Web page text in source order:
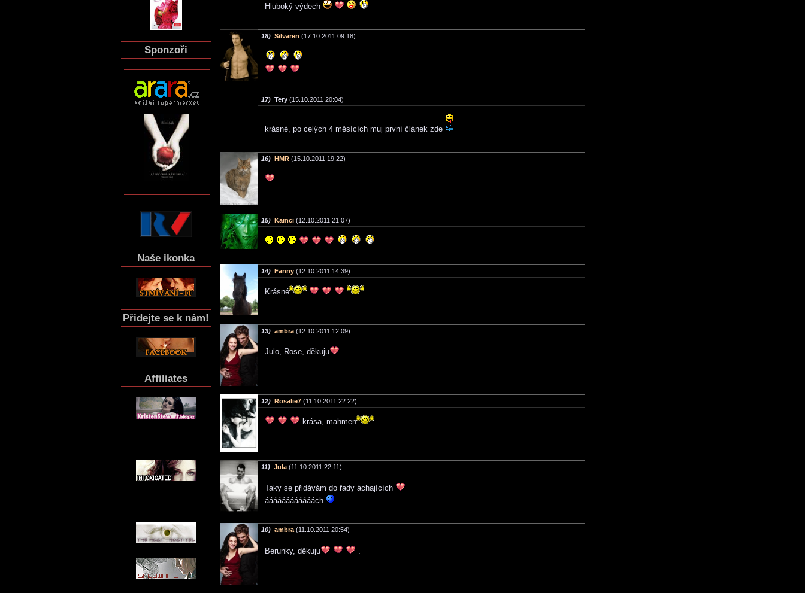
Sponzoři
Naše ikonka
Přidejte se k nám!
Affiliates
Hluboký výdech
18) Silvaren (17.10.2011 09:18)
17) Tery (15.10.2011 20:04)
krásné, po celých 4 měsících muj první článek zde
16) HMR (15.10.2011 19:22)
15) Kamci (12.10.2011 21:07)
14) Fanny (12.10.2011 14:39)
Krásné
13) ambra (12.10.2011 12:09)
Julo, Rose, děkuju
12) Rosalie7 (11.10.2011 22:22)
krása, mahmen
11) Jula (11.10.2011 22:11)
Taky se přidávám do řady áchajících
áááááááááááách
10) ambra (11.10.2011 20:54)
Berunky, děkuju